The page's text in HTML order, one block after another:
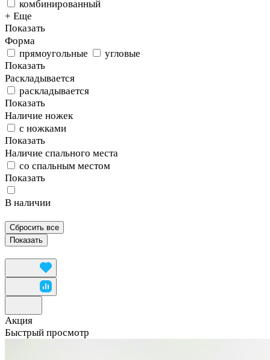
комбинированный
+ Еще
Показать
Форма
прямоугольные
угловые
Показать
Раскладывается
раскладывается
Показать
Наличие ножек
с ножками
Показать
Наличие спального места
со спальным местом
Показать
В наличии
Сбросить все
Акция
Быстрый просмотр